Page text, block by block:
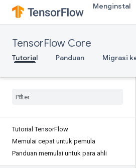
Menginstal
TensorFlow Core
Tutorial Panduan Migrasi
Tutorial TensorFlow
Memulai cepat untuk pemula
Panduan memulai untuk para ahli